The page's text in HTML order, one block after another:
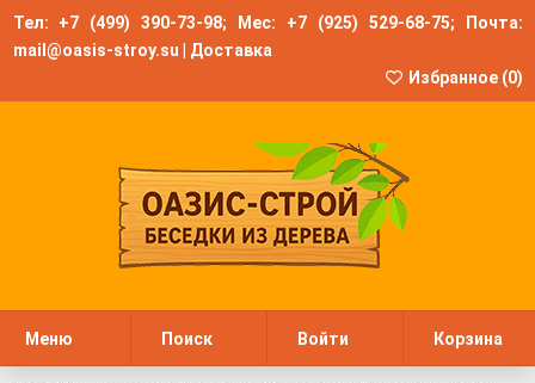
Тел: +7 (499) 390-73-98; Мес: +7 (925) 529-68-75; Почта:
mail@oasis-stroy.su
Доставка
Избранное (0)
Меню Поиск Войти Корзина